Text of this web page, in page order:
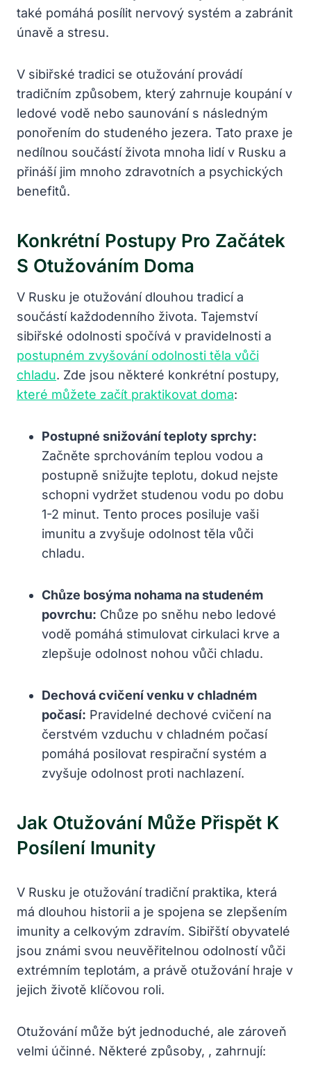
také pomáhá posílit nervový systém a zabránit
únavě a stresu.
V sibiřské tradici se otužování provádí
tradičním způsobem, který zahrnuje koupání v
ledové vodě nebo saunování s následným
ponořením do studeného jezera. Tato praxe je
nedílnou součástí života mnoha lidí v Rusku a
přináší jim mnoho zdravotních a psychických
benefitů.
Konkrétní Postupy Pro Začátek
S Otužováním Doma
V Rusku je otužování dlouhou tradicí a
součástí každodenního života. Tajemství
sibiřské odolnosti spočívá v pravidelnosti a
postupném zvyšování odolnosti těla vůči
chladu. Zde jsou některé konkrétní postupy,
které můžete začít praktikovat doma:
Postupné snižování teploty sprchy:
Začněte sprchováním teplou vodou a
postupně snižujte teplotu, dokud nejste
schopni vydržet studenou vodu po dobu
1-2 minut. Tento proces posiluje vaši
imunitu a zvyšuje odolnost těla vůči
chladu.
Chůze bosýma nohama na studeném
povrchu: Chůze po sněhu nebo ledové
vodě pomáhá stimulovat cirkulaci krve a
zlepšuje odolnost nohou vůči chladu.
Dechová cvičení venku v chladném
počasí: Pravidelné dechové cvičení na
čerstvém vzduchu v chladném počasí
pomáhá posilovat respirační systém a
zvyšuje odolnost proti nachlazení.
Jak Otužování Může Přispět K
Posílení Imunity
V Rusku je otužování tradiční praktika, která
má dlouhou historii a je spojena se zlepšením
imunity a celkovým zdravím. Sibiřští obyvatelé
jsou známi svou neuvěřitelnou odolností vůči
extrémním teplotám, a právě otužování hraje v
jejich životě klíčovou roli.
Otužování může být jednoduché, ale zároveň
velmi účinné. Některé způsoby, , zahrnují: